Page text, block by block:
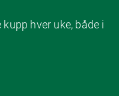
hver uke, både i